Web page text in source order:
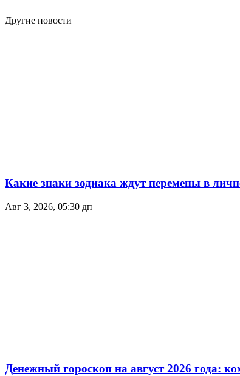
Другие новости
Какие знаки зодиака ждут перемены в
Авг 3, 2026, 05:30 дп
Денежный гороскоп на август 2026 года: